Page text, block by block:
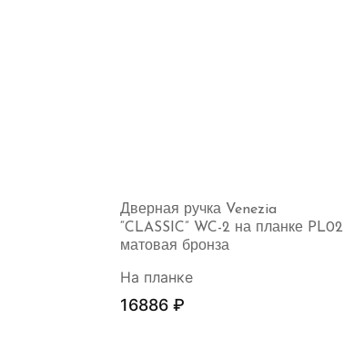
Дверная ручка Venezia
“CLASSIC” WC-2 на планке PL02
матовая бронза
На планке
16886 ₽